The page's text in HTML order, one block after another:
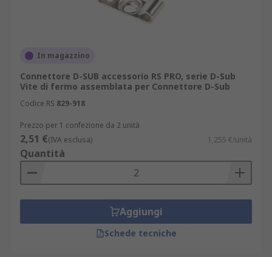
In magazzino
Connettore D-SUB accessorio RS PRO, serie D-Sub
Vite di fermo assemblata per Connettore D-Sub
Codice RS 829-918
Prezzo per 1 confezione da 2 unità
2,51 €(IVA esclusa) 1,255 €/unità
Quantità
Aggiungi
Schede tecniche